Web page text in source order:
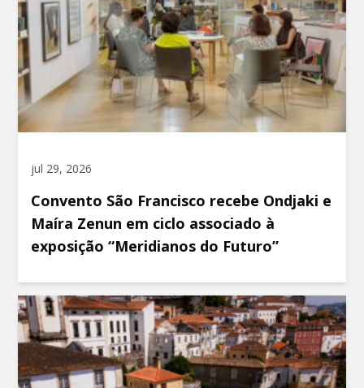
jul 29, 2026
Convento São Francisco recebe Ondjaki e
Maíra Zenun em ciclo associado à
exposição “Meridianos do Futuro”